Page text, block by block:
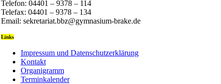
Telefon: 04401 – 9378 – 114
Telefax: 04401 – 9378 – 134
Email: sekretariat.bbz@gymnasium-brake.de
Links
Impressum und Datenschutzerklärung
Kontakt
Organigramm
Terminkalender